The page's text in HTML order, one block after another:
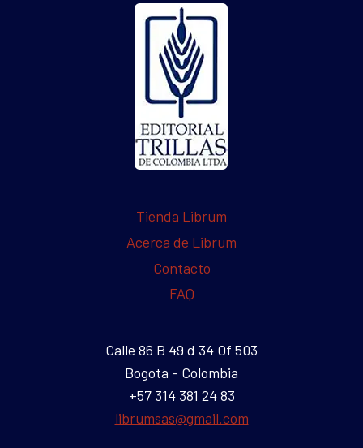
Tienda Librum
Acerca de Librum
Contacto
FAQ
Calle 86 B 49 d 34 Of 503
Bogota - Colombia
+57 314 381 24 83
librumsas@gmail.com